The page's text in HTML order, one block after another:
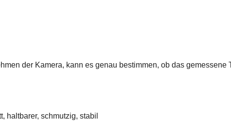
der Kamera, kann es genau bestimmen, ob das gemessene
haltbarer, schmutzig, stabil